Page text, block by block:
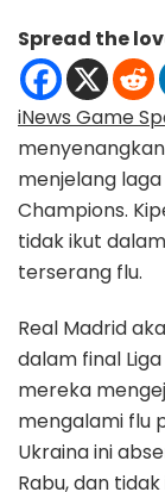
Spread the
iNews Game
menjelang
Champions.
tidak ikut
terserang flu.
Real Madrid
dalam final
mereka
mengalami flu
Ukraina ini
Rabu, dan